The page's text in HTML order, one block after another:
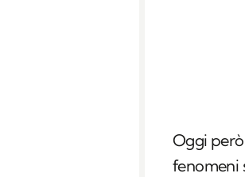
Oggi
fenomeni